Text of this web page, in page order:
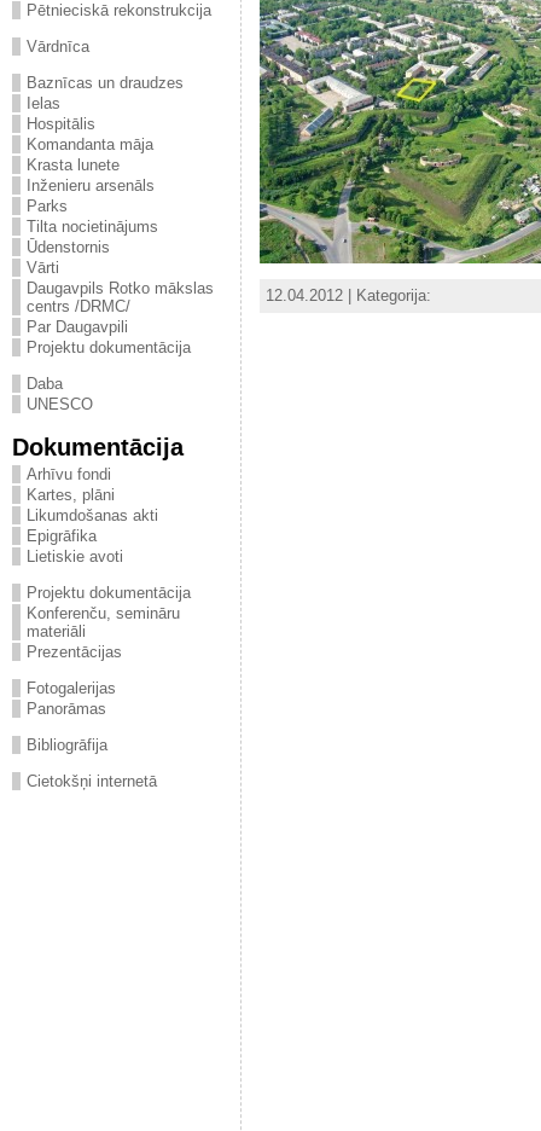
Pētnieciskā rekonstrukcija
Vārdnīca
Baznīcas un draudzes
Ielas
Hospitālis
Komandanta māja
Krasta lunete
Inženieru arsenāls
Parks
Tilta nocietinājums
Ūdenstornis
Vārti
Daugavpils Rotko mākslas
centrs /DRMC/
Par Daugavpili
Projektu dokumentācija
Daba
UNESCO
Dokumentācija
Arhīvu fondi
Kartes, plāni
Likumdošanas akti
Epigrāfika
Lietiskie avoti
Projektu dokumentācija
Konferenču, semināru
materiāli
Prezentācijas
Fotogalerijas
Panorāmas
Bibliogrāfija
Cietokšņi internetā
12.04.2012 | Kategorija: